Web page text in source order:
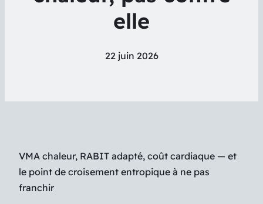
elle
22 juin 2026
VMA chaleur, RABIT adapté, coût cardiaque — et
le point de croisement entropique à ne pas
franchir